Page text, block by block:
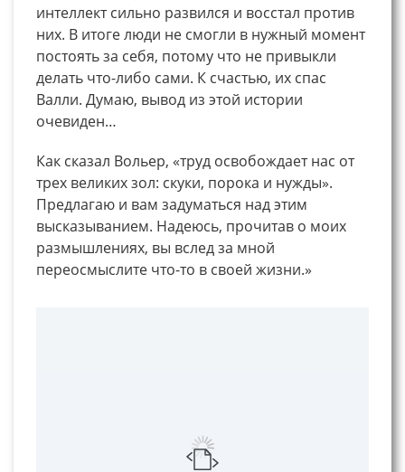
интеллект сильно развился и восстал против
них. В итоге люди не смогли в нужный момент
постоять за себя, потому что не привыкли
делать что-либо сами. К счастью, их спас
Валли. Думаю, вывод из этой истории
очевиден…
Как сказал Вольер, «труд освобождает нас от
трех великих зол: скуки, порока и нужды».
Предлагаю и вам задуматься над этим
высказыванием. Надеюсь, прочитав о моих
размышлениях, вы вслед за мной
переосмыслите что-то в своей жизни.»